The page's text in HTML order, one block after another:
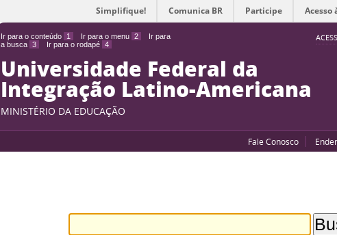
Ir para o conteúdo 1 Ir para o menu 2
Ir para
a busca 3 Ir para o rodapé 4
Simplifique! Comunica BR Participe Acesso
Universidade Federal da
Integração Latino-Americana
MINISTÉRIO DA EDUCAÇÃO
Fale Conosco